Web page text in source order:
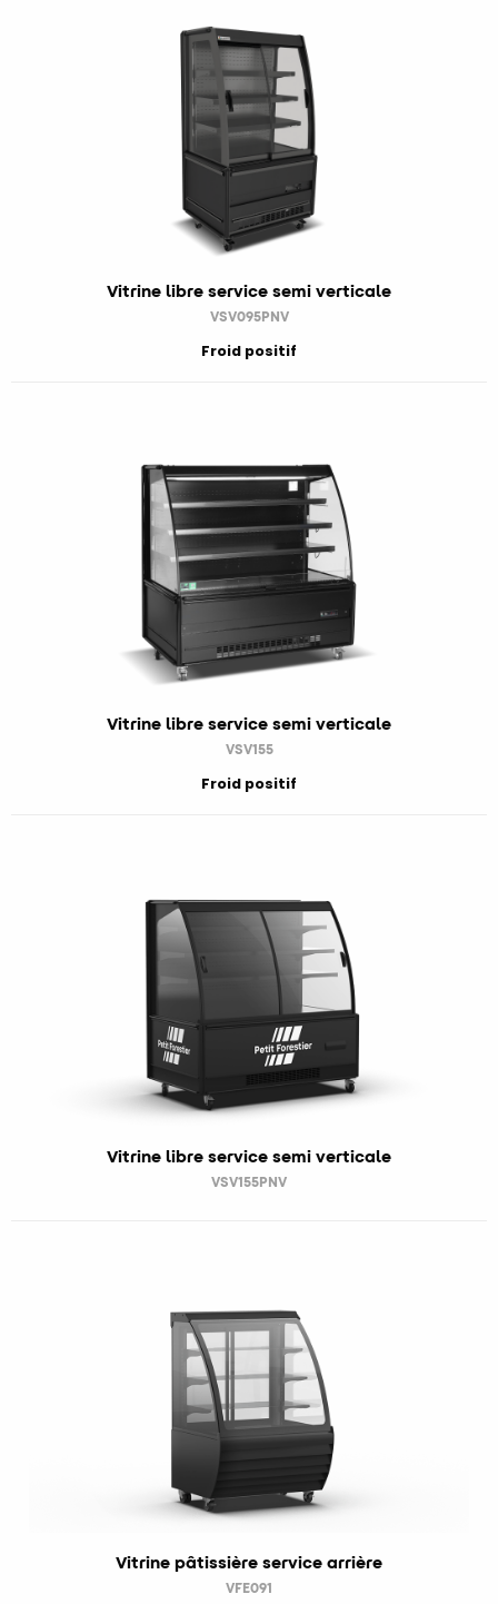
Vitrine libre service semi verticale
VSV095PNV
Froid positif
Vitrine libre service semi verticale
VSV155
Froid positif
Vitrine libre service semi verticale
VSV155PNV
Vitrine pâtissière service arrière
VFE091